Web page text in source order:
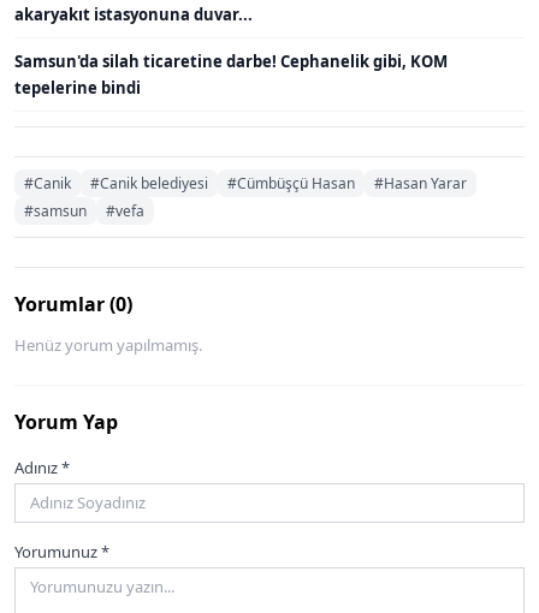
akaryakıt istasyonuna duvar...
Samsun'da silah ticaretine darbe! Cephanelik gibi, KOM
tepelerine bindi
#Canik #Canik belediyesi #Cümbüşçü Hasan
#Hasan Yarar
#samsun
#vefa
Yorumlar (0)
Henüz yorum yapılmamış.
Yorum Yap
Adınız *
Yorumunuz *